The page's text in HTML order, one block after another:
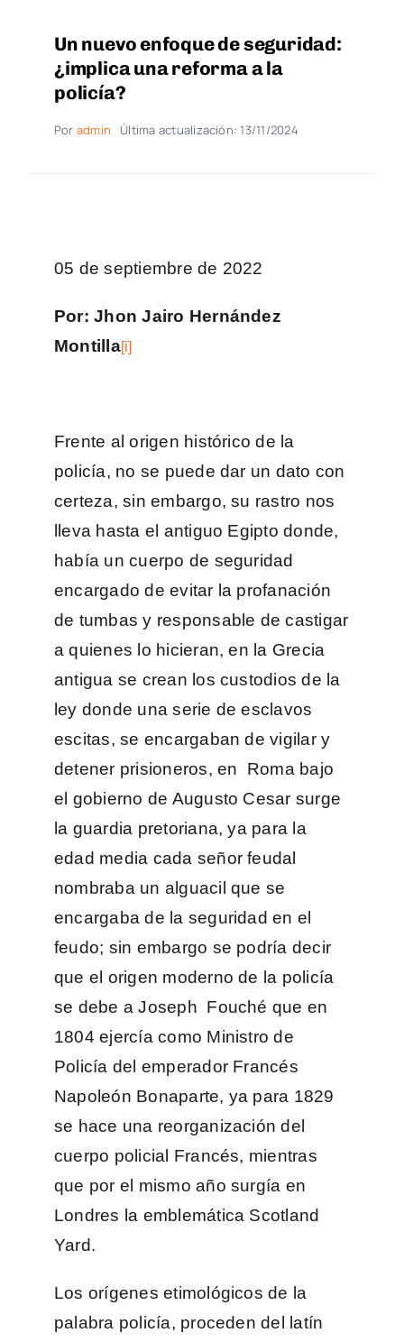
Un nuevo enfoque de seguridad:
¿implica una reforma a la
policía?
Por admin Última actualización: 13/11/2024
05 de septiembre de 2022
Por: Jhon Jairo Hernández
Montilla[i]
Frente al origen histórico de la
policía, no se puede dar un dato con
certeza, sin embargo, su rastro nos
lleva hasta el antiguo Egipto donde,
había un cuerpo de seguridad
encargado de evitar la profanación
de tumbas y responsable de castigar
a quienes lo hicieran, en la Grecia
antigua se crean los custodios de la
ley donde una serie de esclavos
escitas, se encargaban de vigilar y
detener prisioneros, en Roma bajo
el gobierno de Augusto Cesar surge
la guardia pretoriana, ya para la
edad media cada señor feudal
nombraba un alguacil que se
encargaba de la seguridad en el
feudo; sin embargo se podría decir
que el origen moderno de la policía
se debe a Joseph Fouché que en
1804 ejercía como Ministro de
Policía del emperador Francés
Napoleón Bonaparte, ya para 1829
se hace una reorganización del
cuerpo policial Francés, mientras
que por el mismo año surgía en
Londres la emblemática Scotland
Yard.
Los orígenes etimológicos de la
palabra policía, proceden del latín